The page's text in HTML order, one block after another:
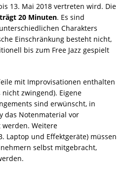
13. Mai 2018 vertreten wird. Die
20 Minuten. Es sind
Charakters
Einschränkung besteht nicht,
bis zum Free Jazz gespielt
mit Improvisationen enthalten
zwingend). Eigene
sind erwünscht, in
das Notenmaterial vor
Weitere
Laptop und Effektgeräte) müssen
selbst mitgebracht,